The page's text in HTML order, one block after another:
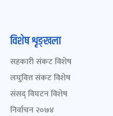
विशेष शृङ्खला
सहकारी संकट विशेष
लघुवित्त संकट विशेष
संसद् विघटन विशेष
निर्वाचन २०७४